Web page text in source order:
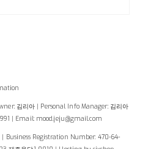
김리아 | Personal Info Manager: 김리아
| Email: mood.jeju@gmail.com
| Business Registration Number: 470-64-